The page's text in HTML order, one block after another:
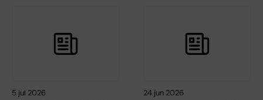
5 jul 2026 24 jun 2026